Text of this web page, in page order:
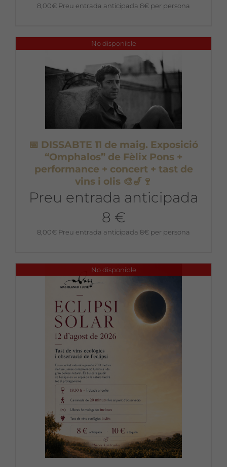
8,00€ Preu entrada anticipada 8€ per persona
No disponible
📅 DISSABTE 11 de maig. Exposició
“Omphalos” de Fèlix Pons +
performance + concert + tast de
vins i olis 🎨🎷🍷
Preu entrada anticipada
8 €
8,00€ Preu entrada anticipada 8€ per persona
No disponible